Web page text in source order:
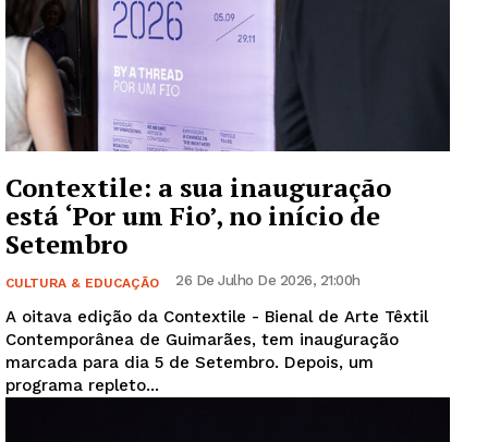
Contextile: a sua inauguração
está ‘Por um Fio’, no início de
Setembro
CULTURA & EDUCAÇÃO 26 De Julho De 2026, 21:00h
A oitava edição da Contextile - Bienal de Arte Têxtil
Contemporânea de Guimarães, tem inauguração
marcada para dia 5 de Setembro. Depois, um
programa repleto...